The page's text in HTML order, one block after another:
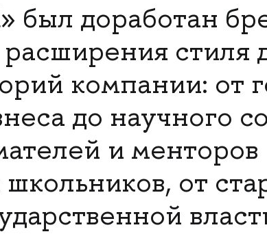
доработан
стиля
компании: от
до научного
и менторов
от